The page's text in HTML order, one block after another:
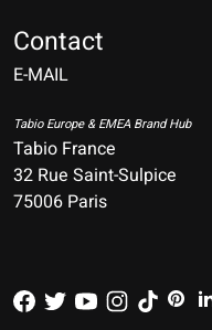
Contact
E-MAIL
Tabio Europe & EMEA Brand Hub
Tabio France
32 Rue Saint-Sulpice
75006 Paris